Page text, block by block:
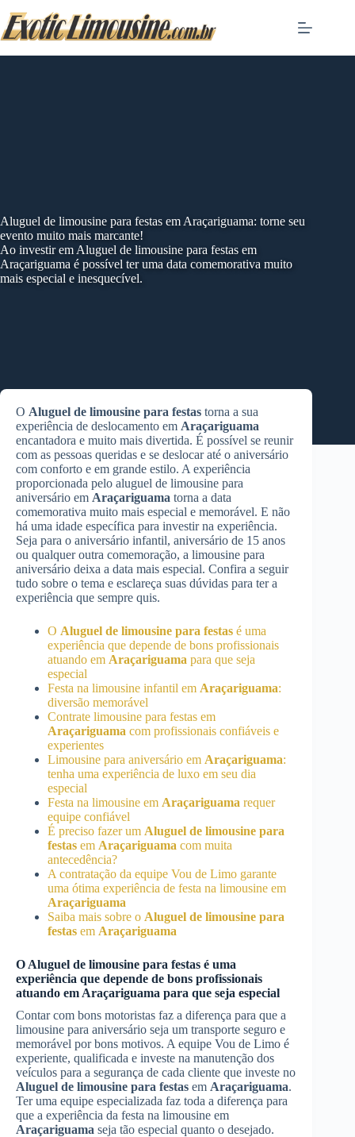
to
content
Aluguel de limousine para festas em Araçariguama: torne seu
evento muito mais marcante!
Ao investir em Aluguel de limousine para festas em
Araçariguama é possível ter uma data comemorativa muito
mais especial e inesquecível.
O Aluguel de limousine para festas torna a sua
experiência de deslocamento em Araçariguama
encantadora e muito mais divertida. É possível se reunir
com as pessoas queridas e se deslocar até o aniversário
com conforto e em grande estilo. A experiência
proporcionada pelo aluguel de limousine para
aniversário em Araçariguama torna a data
comemorativa muito mais especial e memorável. E não
há uma idade específica para investir na experiência.
Seja para o aniversário infantil, aniversário de 15 anos
ou qualquer outra comemoração, a limousine para
aniversário deixa a data mais especial. Confira a seguir
tudo sobre o tema e esclareça suas dúvidas para ter a
experiência que sempre quis.
O Aluguel de limousine para festas é uma
experiência que depende de bons profissionais
atuando em Araçariguama para que seja
especial
Festa na limousine infantil em Araçariguama:
diversão memorável
Contrate limousine para festas em
Araçariguama com profissionais confiáveis e
experientes
Limousine para aniversário em Araçariguama:
tenha uma experiência de luxo em seu dia
especial
Festa na limousine em Araçariguama requer
equipe confiável
É preciso fazer um Aluguel de limousine para
festas em Araçariguama com muita
antecedência?
A contratação da equipe Vou de Limo garante
uma ótima experiência de festa na limousine em
Araçariguama
Saiba mais sobre o Aluguel de limousine para
festas em Araçariguama
O Aluguel de limousine para festas é uma
experiência que depende de bons profissionais
atuando em Araçariguama para que seja especial
Contar com bons motoristas faz a diferença para que a
limousine para aniversário seja um transporte seguro e
memorável por bons motivos. A equipe Vou de Limo é
experiente, qualificada e investe na manutenção dos
veículos para a segurança de cada cliente que investe no
Aluguel de limousine para festas em Araçariguama.
Ter uma equipe especializada faz toda a diferença para
que a experiência da festa na limousine em
Araçariguama seja tão especial quanto o desejado.